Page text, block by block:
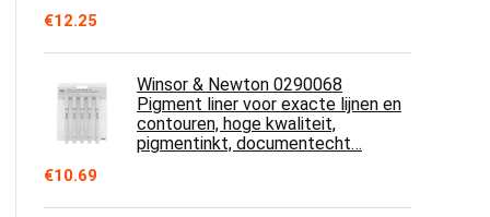
€12.25
Winsor & Newton 0290068
Pigment liner voor exacte lijnen en
contouren, hoge kwaliteit,
pigmentinkt, documentecht…
€10.69